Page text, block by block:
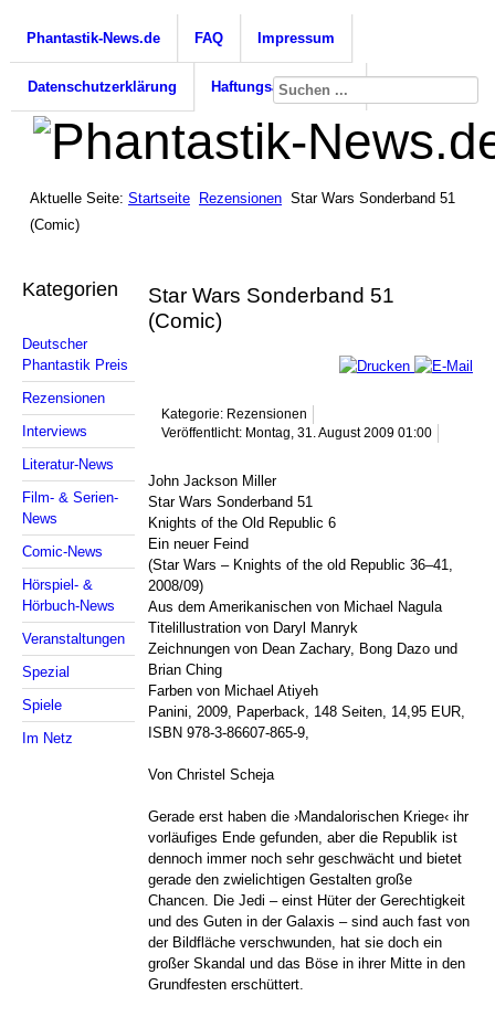
Phantastik-News.de FAQ Impressum
Datenschutzerklärung Haftungsausschluss
Aktuelle Seite: Startseite Rezensionen Star Wars Sonderband 51
(Comic)
Kategorien
Deutscher
Phantastik Preis
Rezensionen
Interviews
Literatur-News
Film- & Serien-
News
Comic-News
Hörspiel- &
Hörbuch-News
Veranstaltungen
Spezial
Spiele
Im Netz
Star Wars Sonderband 51
(Comic)
Kategorie: Rezensionen
Veröffentlicht: Montag, 31. August 2009 01:00
John Jackson Miller
Star Wars Sonderband 51
Knights of the Old Republic 6
Ein neuer Feind
(Star Wars – Knights of the old Republic 36–41,
2008/09)
Aus dem Amerikanischen von Michael Nagula
Titelillustration von Daryl Manryk
Zeichnungen von Dean Zachary, Bong Dazo und
Brian Ching
Farben von Michael Atiyeh
Panini, 2009, Paperback, 148 Seiten, 14,95 EUR,
ISBN 978-3-86607-865-9,
Von Christel Scheja
Gerade erst haben die ›Mandalorischen Kriege‹ ihr
vorläufiges Ende gefunden, aber die Republik ist
dennoch immer noch sehr geschwächt und bietet
gerade den zwielichtigen Gestalten große
Chancen. Die Jedi – einst Hüter der Gerechtigkeit
und des Guten in der Galaxis – sind auch fast von
der Bildfläche verschwunden, hat sie doch ein
großer Skandal und das Böse in ihrer Mitte in den
Grundfesten erschüttert.